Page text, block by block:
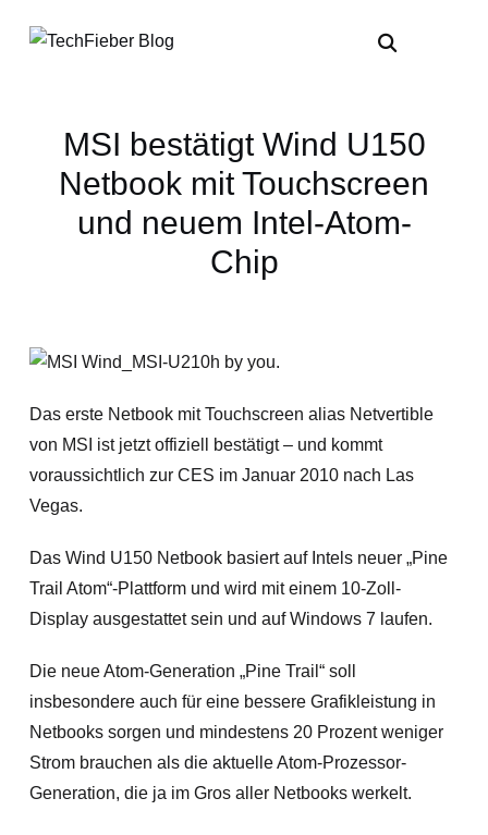
MSI bestätigt Wind U150
Netbook mit Touchscreen
und neuem Intel-Atom-
Chip
Das erste Netbook mit Touchscreen alias Netvertible
von MSI ist jetzt offiziell bestätigt – und kommt
voraussichtlich zur CES im Januar 2010 nach Las
Vegas.
Das Wind U150 Netbook basiert auf Intels neuer „Pine
Trail Atom“-Plattform und wird mit einem 10-Zoll-
Display ausgestattet sein und auf Windows 7 laufen.
Die neue Atom-Generation „Pine Trail“ soll
insbesondere auch für eine bessere Grafikleistung in
Netbooks sorgen und mindestens 20 Prozent weniger
Strom brauchen als die aktuelle Atom-Prozessor-
Generation, die ja im Gros aller Netbooks werkelt.